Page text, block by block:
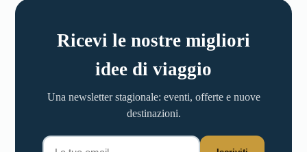
Ricevi le nostre migliori
idee di viaggio
Una newsletter stagionale: eventi, offerte e nuove
destinazioni.